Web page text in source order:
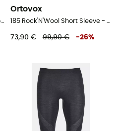
150 Essential Briefs - Merinowolle Laufunterhosen
Ortovox
185 Rock'N'Wool Short Sleeve - Merinounterwäsche - Herren
73,90 € 99,90 € -26%